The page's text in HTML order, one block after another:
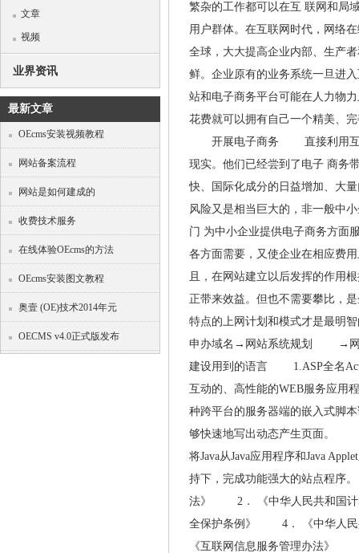
文章
视频
业界资讯
最新文章
OEcms安装视频教程
网站备案流程
网站是如何建成的
收费技术服务
在线体验OEcms的方法
OEcms安装图文教程
奥壹 (OE)技术2014年元
OECMS v4.0正式版发布
繁杂的工作都可以在互 联网和
用户群体。在互联网时代，网络
全球，大大提高企业内部、生产
鲜。企业原有的业务系统一旦进
站和电子商务平台可能在人力物
花费就可以拥有自己一个精美、
开展电子商务 直接利用互联
现实。他们已经尝到了电子 商务
快、国际化成分的日益增加、大
风险又是相当巨大的，非一般中
门 为中小企业提供电子商务方面
各方面需要，又使企业在相应费
且，在网站建立以后发挥的作
正带来效益。但也不需要攀比，
特点的上网计划和模式才是最
申办域名→网站系统规划 →网
建设用到的语言 1.ASP全名
互动的、高性能的WEB服务应用
种跨平台的服务器端的嵌入式脚
够快速地写出动态产生页面。
将Java从Java应用程序和Java
持下，完成功能强大的站点程
法》 2． 《中华人民共和国计
全保护条例》 4． 《中华人
《互联网信息服务管理办法》